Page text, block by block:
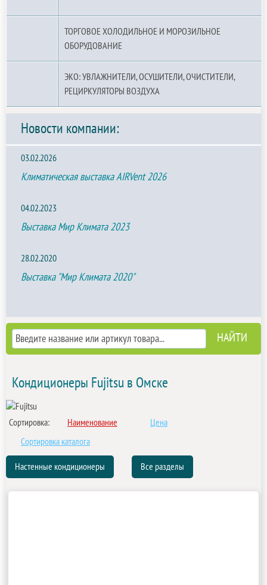
ТОРГОВОЕ ХОЛОДИЛЬНОЕ И МОРОЗИЛЬНОЕ
ОБОРУДОВАНИЕ
ЭКО: УВЛАЖНИТЕЛИ, ОСУШИТЕЛИ, ОЧИСТИТЕЛИ,
РЕЦИРКУЛЯТОРЫ ВОЗДУХА
Новости компании:
03.02.2026
Климатическая выставка AIRVent 2026
04.02.2023
Выставка Мир Климата 2023
28.02.2020
Выставка "Мир Климата 2020"
Кондиционеры Fujitsu в Омске
Сортировка: Наименование
Цена
Сортировка каталога
Настенные кондиционеры Все разделы